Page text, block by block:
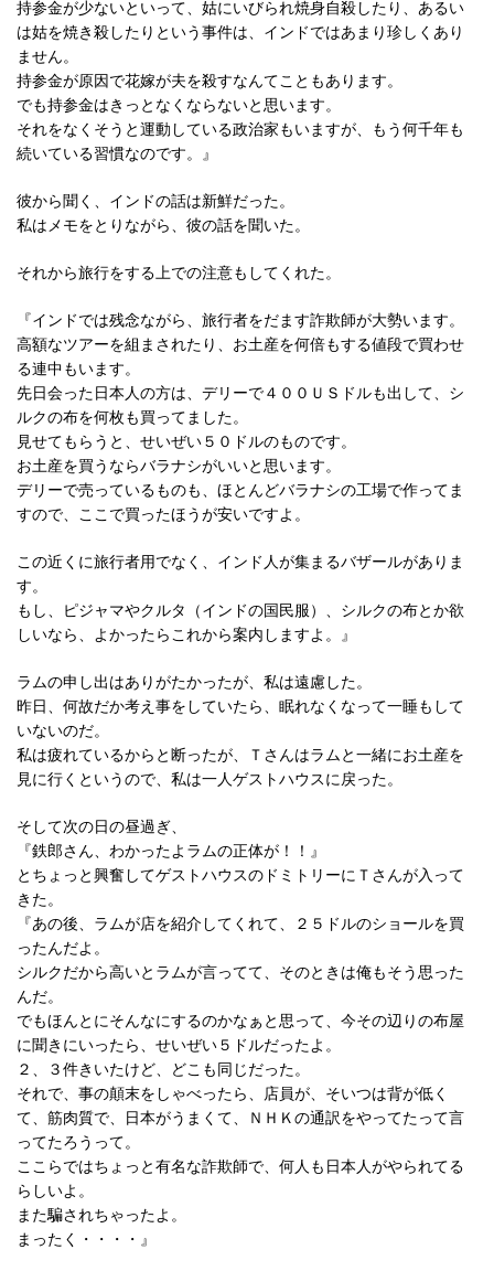
持参金が少ないといって、姑にいびられ焼身自殺したり、あるい
は姑を焼き殺したりという事件は、インドではあまり珍しくあり
ません。
持参金が原因で花嫁が夫を殺すなんてこともあります。
でも持参金はきっとなくならないと思います。
それをなくそうと運動している政治家もいますが、もう何千年も
続いている習慣なのです。』
彼から聞く、インドの話は新鮮だった。
私はメモをとりながら、彼の話を聞いた。
それから旅行をする上での注意もしてくれた。
『インドでは残念ながら、旅行者をだます詐欺師が大勢います。
高額なツアーを組まされたり、お土産を何倍もする値段で買わせ
る連中もいます。
先日会った日本人の方は、デリーで４００ＵＳドルも出して、シ
ルクの布を何枚も買ってました。
見せてもらうと、せいぜい５０ドルのものです。
お土産を買うならバラナシがいいと思います。
デリーで売っているものも、ほとんどバラナシの工場で作ってま
すので、ここで買ったほうが安いですよ。
この近くに旅行者用でなく、インド人が集まるバザールがありま
す。
もし、ピジャマやクルタ（インドの国民服）、シルクの布とか欲
しいなら、よかったらこれから案内しますよ。』
ラムの申し出はありがたかったが、私は遠慮した。
昨日、何故だか考え事をしていたら、眠れなくなって一睡もして
いないのだ。
私は疲れているからと断ったが、Ｔさんはラムと一緒にお土産を
見に行くというので、私は一人ゲストハウスに戻った。
そして次の日の昼過ぎ、
『鉄郎さん、わかったよラムの正体が！！』
とちょっと興奮してゲストハウスのドミトリーにＴさんが入って
きた。
『あの後、ラムが店を紹介してくれて、２５ドルのショールを買
ったんだよ。
シルクだから高いとラムが言ってて、そのときは俺もそう思った
んだ。
でもほんとにそんなにするのかなぁと思って、今その辺りの布屋
に聞きにいったら、せいぜい５ドルだったよ。
２、３件きいたけど、どこも同じだった。
それで、事の顛末をしゃべったら、店員が、そいつは背が低く
て、筋肉質で、日本がうまくて、ＮＨＫの通訳をやってたって言
ってたろうって。
ここらではちょっと有名な詐欺師で、何人も日本人がやられてる
らしいよ。
また騙されちゃったよ。
まったく・・・・』